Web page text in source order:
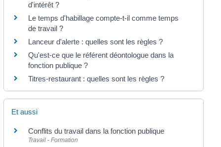
d'intérêt ?
Le temps d'habillage compte-t-il comme temps
de travail ?
Lanceur d'alerte : quelles sont les règles ?
Qu'est-ce que le référent déontologue dans la
fonction publique ?
Titres-restaurant : quelles sont les règles ?
Et aussi
Conflits du travail dans la fonction publique
Travail - Formation